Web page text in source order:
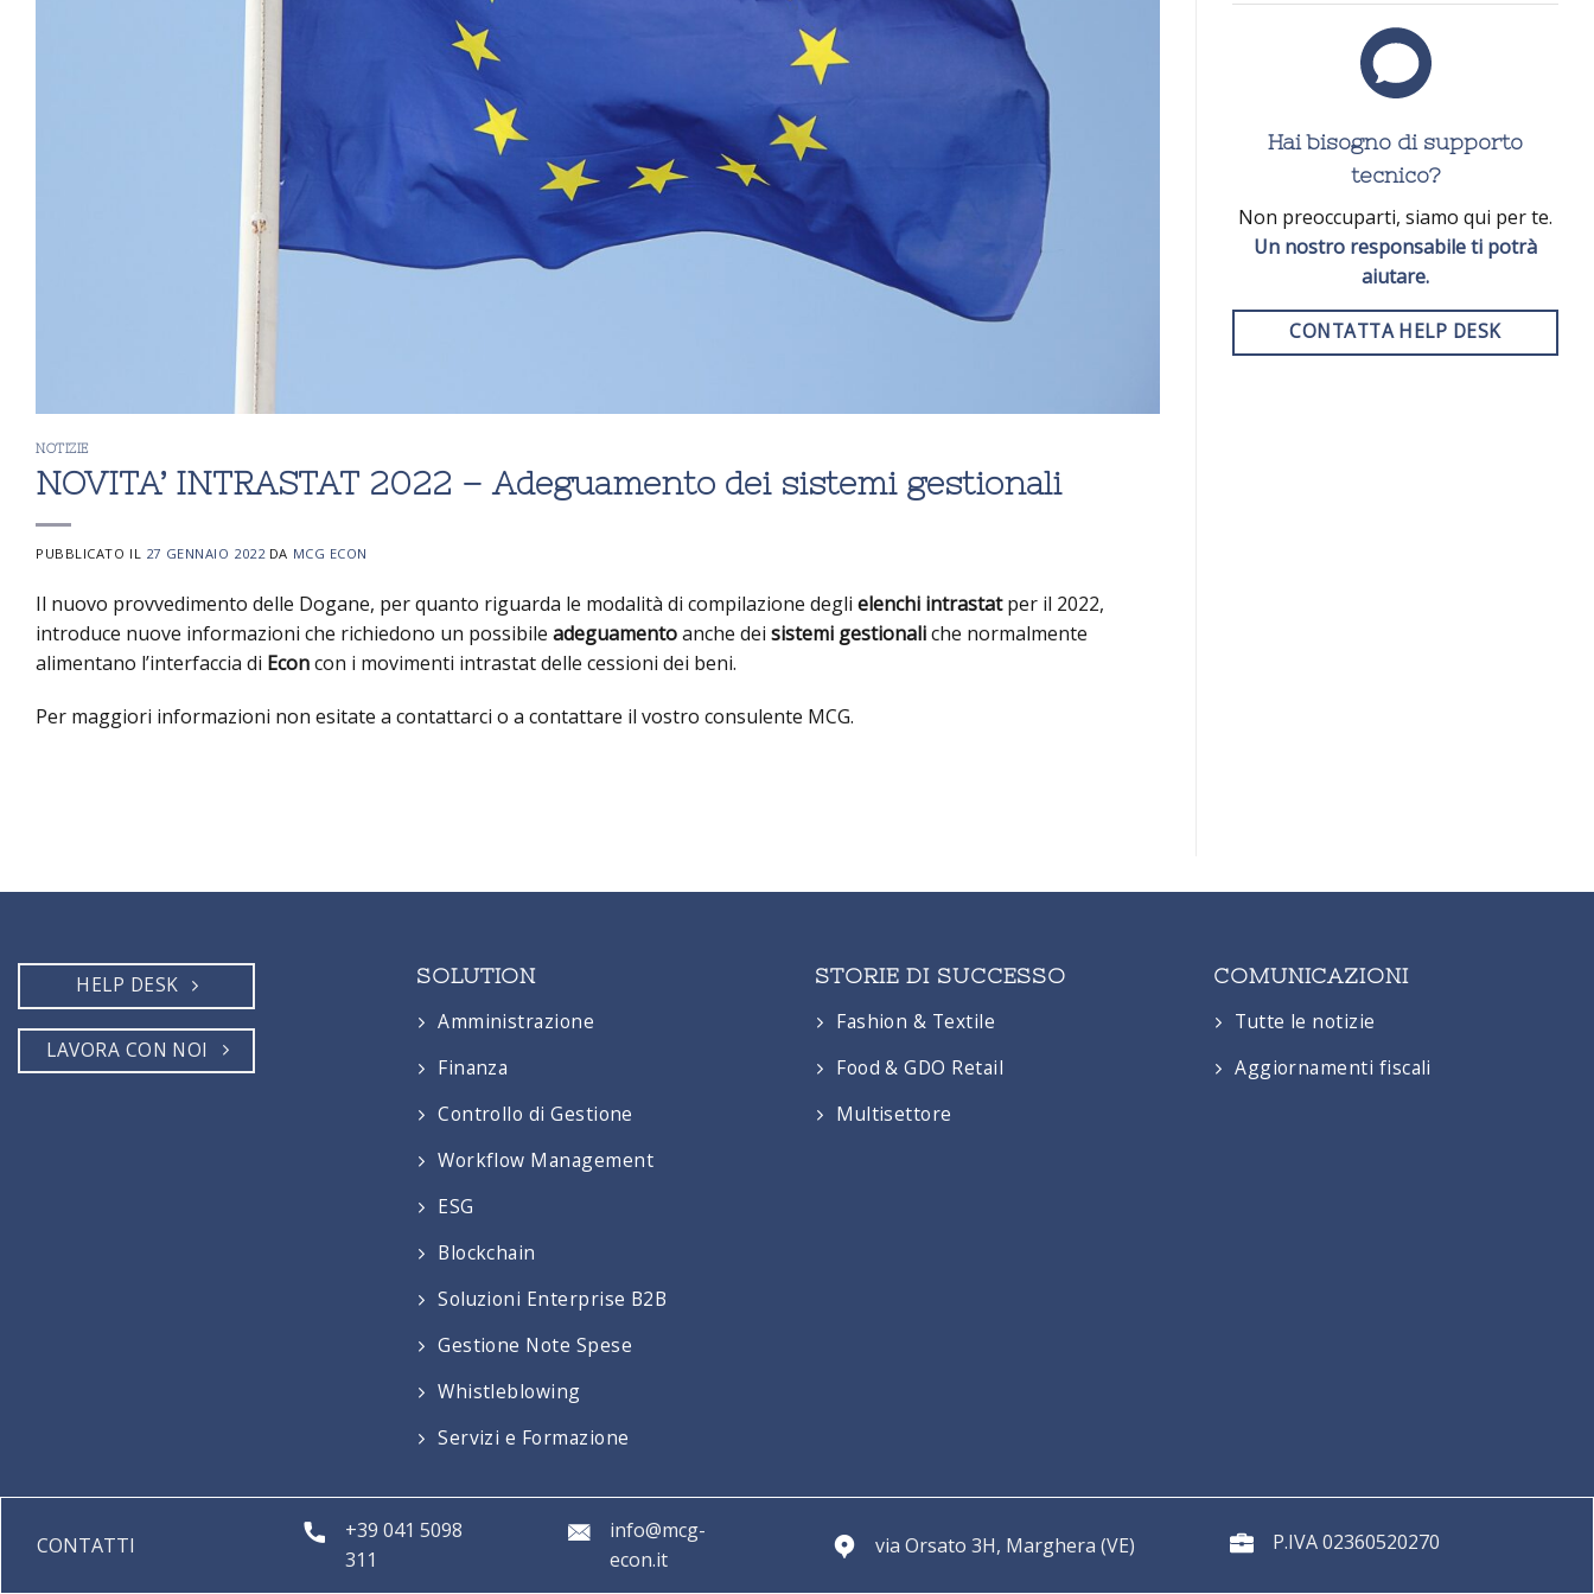
NOTIZIE
NOVITA’ INTRASTAT 2022 – Adeguamento dei sistemi gestionali
PUBBLICATO IL 27 GENNAIO 2022 DA MCG ECON
Il nuovo provvedimento delle Dogane, per quanto riguarda le modalità di compilazione degli elenchi intrastatper il 2022,
introduce nuove informazioni che richiedono un possibile adeguamentoanche dei sistemi gestionaliche normalmente
alimentano l’interfaccia di Econcon i movimenti intrastat delle cessioni dei beni.
Per maggiori informazioni non esitate a contattarci o a contattare il vostro consulente MCG.
Hai bisogno di supporto
tecnico?
Non preoccuparti, siamo qui per te.
Un nostro responsabile ti potrà
aiutare.
CONTATTA HELP DESK
HELP DESK
LAVORA CON NOI
SOLUTION
Amministrazione
Finanza
Controllo di Gestione
Workflow Management
ESG
Blockchain
Soluzioni Enterprise B2B
Gestione Note Spese
Whistleblowing
Servizi e Formazione
STORIE DI SUCCESSO
Fashion & Textile
Food & GDO Retail
Multisettore
COMUNICAZIONI
Tutte le notizie
Aggiornamenti fiscali
CONTATTI
+39 041 5098
311
info@mcg-
econ.it
via Orsato 3H, Marghera (VE) P.IVA 02360520270